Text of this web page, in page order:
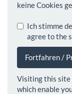
keine Cookies
Ich stimme
agree to the
Fortfahren /
Visiting this site
which enable